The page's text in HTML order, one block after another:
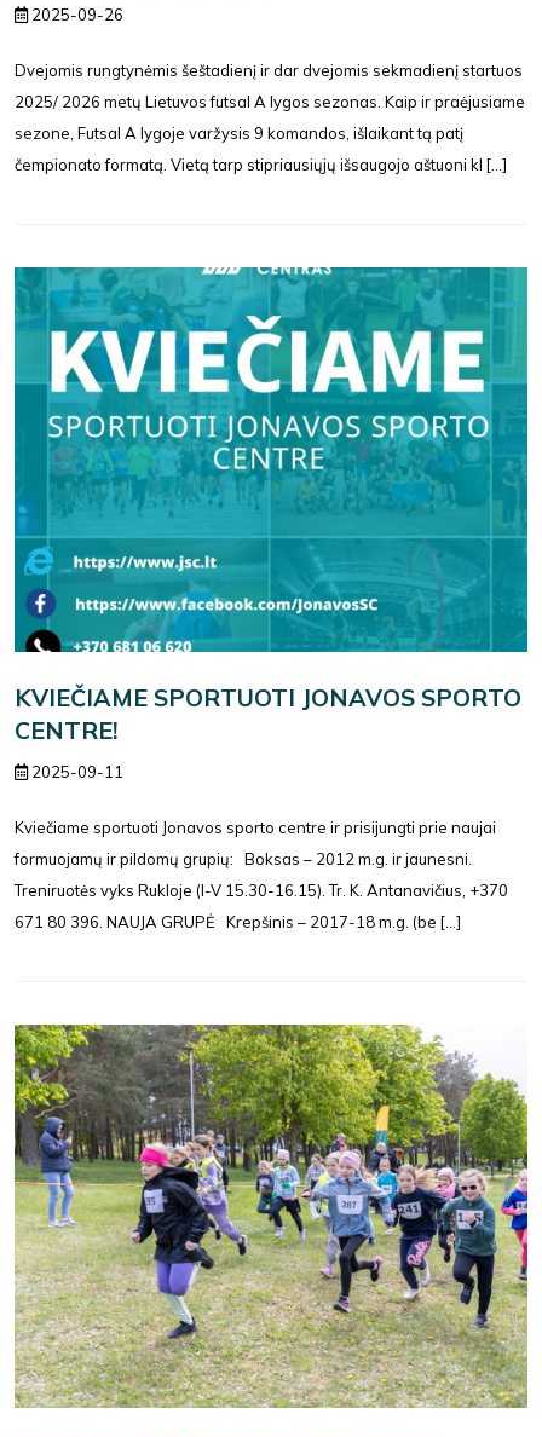
2025-09-26
Dvejomis rungtynėmis šeštadienį ir dar dvejomis sekmadienį startuos
2025/ 2026 metų Lietuvos futsal A lygos sezonas. Kaip ir praėjusiame
sezone, Futsal A lygoje varžysis 9 komandos, išlaikant tą patį
čempionato formatą. Vietą tarp stipriausiųjų išsaugojo aštuoni kl [...]
KVIEČIAME SPORTUOTI JONAVOS SPORTO
CENTRE!
2025-09-11
Kviečiame sportuoti Jonavos sporto centre ir prisijungti prie naujai
formuojamų ir pildomų grupių: Boksas – 2012 m.g. ir jaunesni.
Treniruotės vyks Rukloje (I-V 15.30-16.15). Tr. K. Antanavičius, +370
671 80 396. NAUJA GRUPĖ Krepšinis – 2017-18 m.g. (be [...]